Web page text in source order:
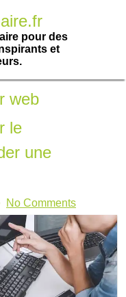
pour des
et
web
le
une
No Comments